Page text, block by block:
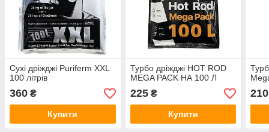
Сухі дріжджі Puriferm XXL
100 літрів
360 ₴
Купити
Турбо дріжджі HOT ROD
MEGA PACK НА 100 Л
225₴
Купити
210